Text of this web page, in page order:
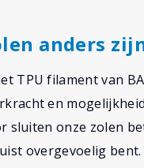
anders
TPU filament van
en
sluiten onze zolen
overgevoelig bent.